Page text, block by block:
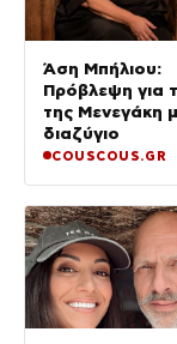
Άση Μπήλιου:
Πρόβλεψη για
της Μενεγάκη
διαζύγιο
COUSCOUS.GR